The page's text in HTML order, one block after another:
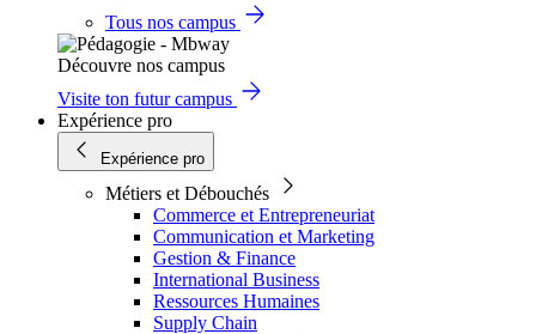
Tous nos campus
Découvre nos campus
Visite ton futur campus
Expérience pro
Expérience pro
Métiers et Débouchés
Commerce et Entrepreneuriat
Communication et Marketing
Gestion & Finance
International Business
Ressources Humaines
Supply Chain